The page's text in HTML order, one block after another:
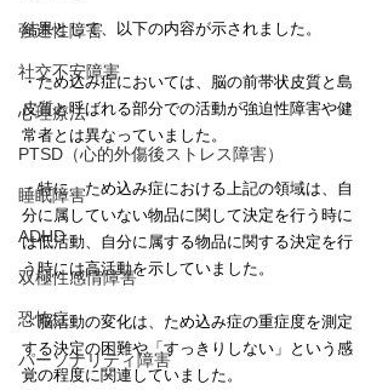
強迫性障害
社交不安障害
心理療法
PTSD（心的外傷後ストレス障害）
睡眠障害
ADHD
双極性感情障害
恐怖症
パーソナリティ障害
結果として、以下の内容が示されました。
・ため込み症においては、脳の前帯状皮質と島
皮質と呼ばれる部分での活動が強迫性障害や健
常者とは異なっていました。
・特に、ため込み症における上記の領域は、自
分に属していない物品に関して決定を行う時に
は低活動、自分に属する物品に関する決定を行
う時には高活動を示していました。
・脳活動の変化は、ため込み症の重症度を測定
する決定の困難や「すっきりしない」という感
覚の程度に関連していました。